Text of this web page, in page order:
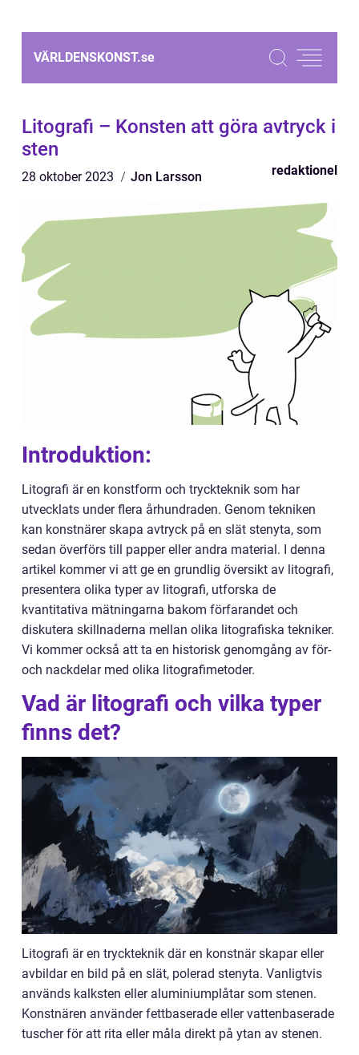
VÄRLDENSKONST.se
Litografi – Konsten att göra avtryck i
sten
28 oktober 2023 Jon Larsson redaktionel
Introduktion:
Litografi är en konstform och tryckteknik som har
utvecklats under flera århundraden. Genom tekniken
kan konstnärer skapa avtryck på en slät stenyta, som
sedan överförs till papper eller andra material. I denna
artikel kommer vi att ge en grundlig översikt av litografi,
presentera olika typer av litografi, utforska de
kvantitativa mätningarna bakom förfarandet och
diskutera skillnaderna mellan olika litografiska tekniker.
Vi kommer också att ta en historisk genomgång av för-
och nackdelar med olika litografimetoder.
Vad är litografi och vilka typer
finns det?
Litografi är en tryckteknik där en konstnär skapar eller
avbildar en bild på en slät, polerad stenyta. Vanligtvis
används kalksten eller aluminiumplåtar som stenen.
Konstnären använder fettbaserade eller vattenbaserade
tuscher för att rita eller måla direkt på ytan av stenen.